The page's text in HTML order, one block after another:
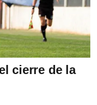
cierre de la